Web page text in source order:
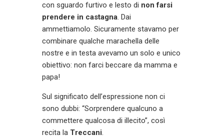
con sguardo furtivo e lesto di non farsi
prendere in castagna. Dai
ammettiamolo. Sicuramente stavamo per
combinare qualche marachella delle
nostre e in testa avevamo un solo e unico
obiettivo: non farci beccare da mamma e
papa!
Sul significato dell’espressione non ci
sono dubbi: “Sorprendere qualcuno a
commettere qualcosa di illecito”, così
recita la Treccani.